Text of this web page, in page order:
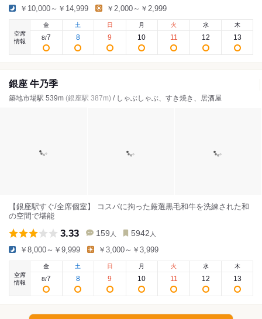
￥10,000～￥14,999 ￥2,000～￥2,999
空席
情報
金
8/7
土
8
日
9
月
10
火
11
水
12
木
13
銀座 牛乃季
築地市場駅 539m (銀座駅 387m) / しゃぶしゃぶ、すき焼き、居酒屋
【銀座駅すぐ/全席個室】 コスパに拘った厳選黒毛和牛を洗練された和
の空間で堪能
3.33 159 人 5942 人
￥8,000～￥9,999 ￥3,000～￥3,999
空席
情報
金
8/7
土
8
日
9
月
10
火
11
水
12
木
13